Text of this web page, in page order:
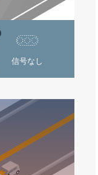
信号なし